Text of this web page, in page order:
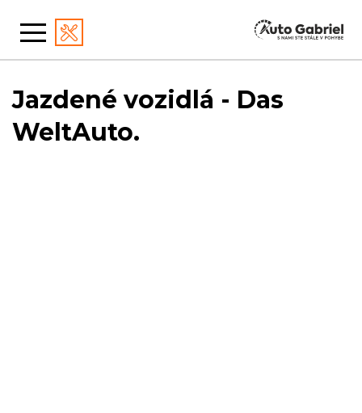
Jazdené vozidlá - Das
WeltAuto.